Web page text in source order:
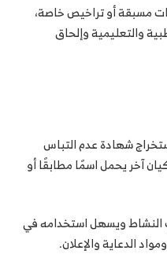
مسبقة أو تراخيص خاصة،
والتعليمية وإلحاق
شهادة عدم التباس
آخر يحمل اسمًا مطابقًا أو
النشاط ويسهل استخدامه في
الدعاية والإعلان.